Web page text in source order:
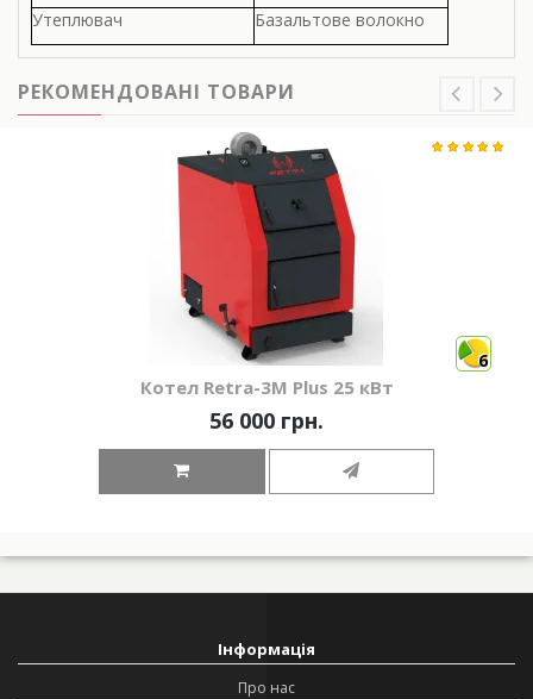
Утеплювач
Базальтове волокно
РЕКОМЕНДОВАНІ ТОВАРИ
6
Котел Retra-3М Plus 25 кВт
56 000 грн.
Інформація
Про нас